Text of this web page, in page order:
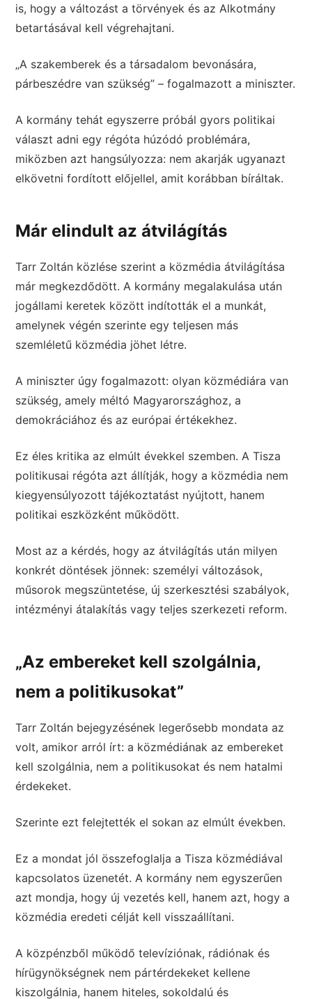
is, hogy a változást a törvények és az Alkotmány
betartásával kell végrehajtani.
„A szakemberek és a társadalom bevonására,
párbeszédre van szükség” – fogalmazott a miniszter.
A kormány tehát egyszerre próbál gyors politikai
választ adni egy régóta húzódó problémára,
miközben azt hangsúlyozza: nem akarják ugyanazt
elkövetni fordított előjellel, amit korábban bíráltak.
Már elindult az átvilágítás
Tarr Zoltán közlése szerint a közmédia átvilágítása
már megkezdődött. A kormány megalakulása után
jogállami keretek között indították el a munkát,
amelynek végén szerinte egy teljesen más
szemléletű közmédia jöhet létre.
A miniszter úgy fogalmazott: olyan közmédiára van
szükség, amely méltó Magyarországhoz, a
demokráciához és az európai értékekhez.
Ez éles kritika az elmúlt évekkel szemben. A Tisza
politikusai régóta azt állítják, hogy a közmédia nem
kiegyensúlyozott tájékoztatást nyújtott, hanem
politikai eszközként működött.
Most az a kérdés, hogy az átvilágítás után milyen
konkrét döntések jönnek: személyi változások,
műsorok megszüntetése, új szerkesztési szabályok,
intézményi átalakítás vagy teljes szerkezeti reform.
„Az embereket kell szolgálnia,
nem a politikusokat”
Tarr Zoltán bejegyzésének legerősebb mondata az
volt, amikor arról írt: a közmédiának az embereket
kell szolgálnia, nem a politikusokat és nem hatalmi
érdekeket.
Szerinte ezt felejtették el sokan az elmúlt években.
Ez a mondat jól összefoglalja a Tisza közmédiával
kapcsolatos üzenetét. A kormány nem egyszerűen
azt mondja, hogy új vezetés kell, hanem azt, hogy a
közmédia eredeti célját kell visszaállítani.
A közpénzből működő televíziónak, rádiónak és
hírügynökségnek nem pártérdekeket kellene
kiszolgálnia, hanem hiteles, sokoldalú és